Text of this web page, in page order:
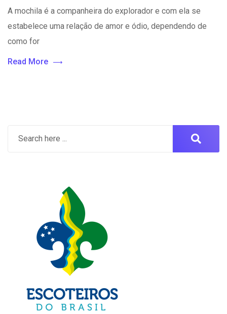
A mochila é a companheira do explorador e com ela se
estabelece uma relação de amor e ódio, dependendo de
como for
Read More